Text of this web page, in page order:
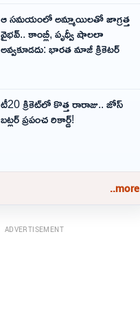
ఆ స‌మ‌యంలో అమ్మాయిల‌తో జాగ్ర‌త్త‌
వైభ‌వ్‌.. కాంబ్లీ, పృథ్వీ షాలలా
అవ్వ‌కూడ‌దు: భార‌త మాజీ క్రికెట‌ర్‌
టీ20 క్రికెట్‌లో కొత్త రారాజు.. జోస్
బట్లర్ ప్ర‌పంచ రికార్డ్‌!
..more
ADVERTISEMENT